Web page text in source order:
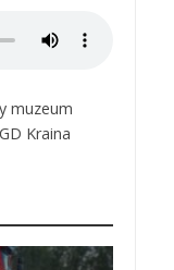
muzeum
Kraina